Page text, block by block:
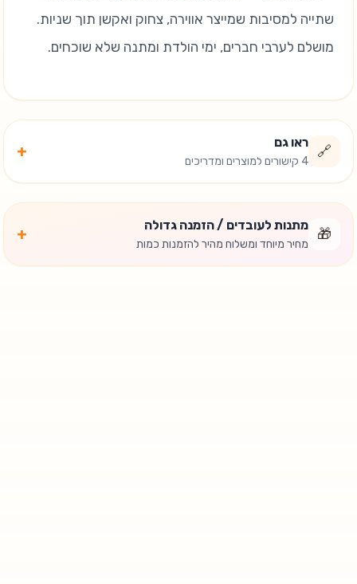
שתייה למסיבות שמייצר אווירה, צחוק ואקשן תוך שניות.
מושלם לערבי חברים, ימי הולדת ומתנה שלא שוכחים.
🔗
ראו גם
4 קישורים למוצרים ומדריכים
+
🎁
מתנות לעובדים / הזמנה גדולה
מחיר מיוחד ומשלוח מהיר להזמנות כמות
+